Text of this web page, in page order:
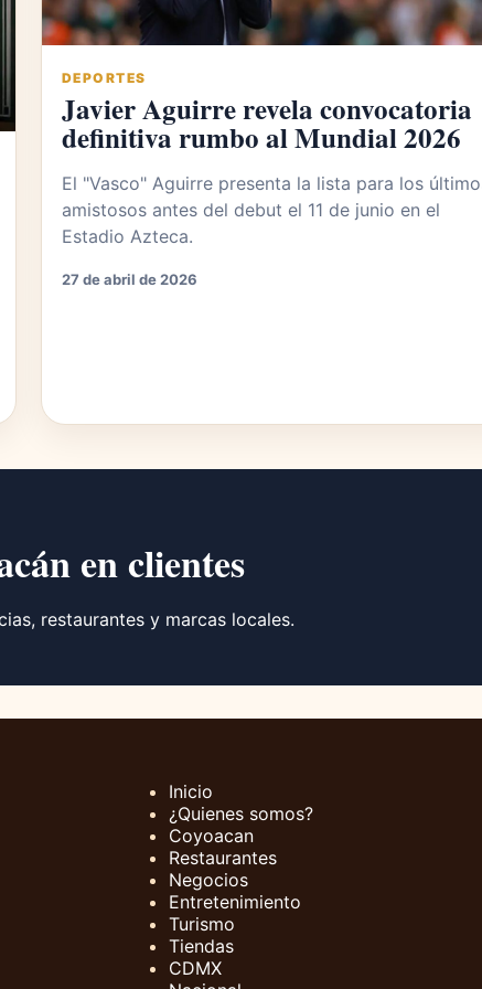
DEPORTES
Javier Aguirre revela convocatoria
definitiva rumbo al Mundial 2026
El "Vasco" Aguirre presenta la lista para los
amistosos antes del debut el 11 de junio en el
Estadio Azteca.
27 de abril de 2026
en clientes
restaurantes y marcas locales.
Inicio
¿Quienes somos?
Coyoacan
Restaurantes
Negocios
Entretenimiento
Turismo
Tiendas
CDMX